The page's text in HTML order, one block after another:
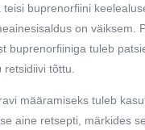
teisi buprenorfiini
on väiksem.
buprenorfiiniga tuleb
retsidiivi tõttu.
määramiseks tuleb
aine retsepti, märkides